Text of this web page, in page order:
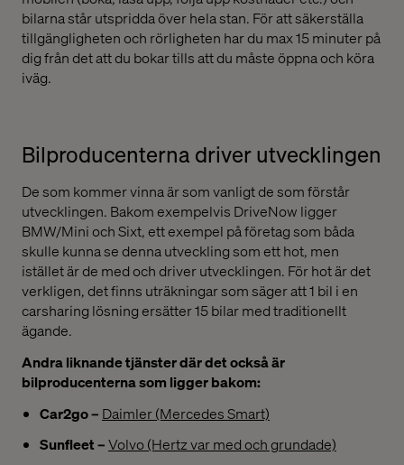
bilarna står utspridda över hela stan. För att säkerställa
tillgängligheten och rörligheten har du max 15 minuter på
dig från det att du bokar tills att du måste öppna och köra
iväg.
Bilproducenterna driver utvecklingen
De som kommer vinna är som vanligt de som förstår
utvecklingen. Bakom exempelvis DriveNow ligger
BMW/Mini och Sixt, ett exempel på företag som båda
skulle kunna se denna utveckling som ett hot, men
istället är de med och driver utvecklingen. För hot är det
verkligen, det finns uträkningar som säger att 1 bil i en
carsharing lösning ersätter 15 bilar med traditionellt
ägande.
Andra liknande tjänster där det också är
bilproducenterna som ligger bakom:
Car2go – Daimler (Mercedes Smart)
Sunfleet –Volvo (Hertz var med och grundade)